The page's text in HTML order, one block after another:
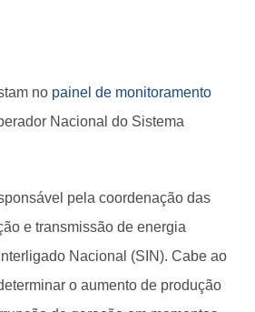
no painel de monitoramento
Nacional do Sistema
pela coordenação das
e transmissão de energia
Nacional (SIN). Cabe ao
o aumento de produção